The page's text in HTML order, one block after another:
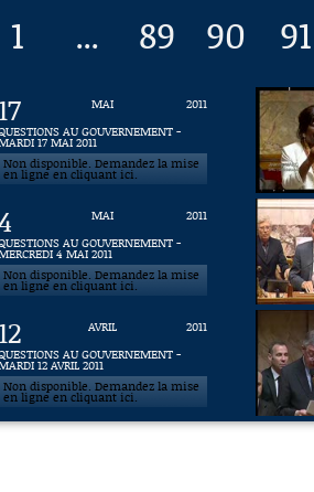
1 ... 89 90 91
MAI
2011
AU GOUVERNEMENT -
17 MAI 2011
Non disponible. Demandez la mise
en ligne en cliquant ici.
MAI
2011
AU GOUVERNEMENT -
4 MAI 2011
Non disponible. Demandez la mise
en ligne en cliquant ici.
AVRIL
2011
AU GOUVERNEMENT -
12 AVRIL 2011
Non disponible. Demandez la mise
en ligne en cliquant ici.